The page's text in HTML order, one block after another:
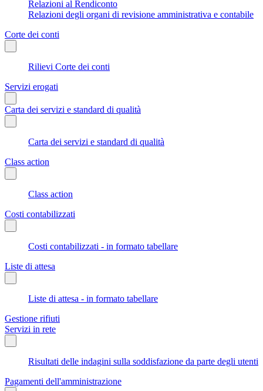
Relazioni al Rendiconto
Relazioni degli organi di revisione amministrativa e contabile
Corte dei conti
Rilievi Corte dei conti
Servizi erogati
Carta dei servizi e standard di qualità
Carta dei servizi e standard di qualità
Class action
Class action
Costi contabilizzati
Costi contabilizzati - in formato tabellare
Liste di attesa
Liste di attesa - in formato tabellare
Gestione rifiuti
Servizi in rete
Risultati delle indagini sulla soddisfazione da parte degli utenti
Pagamenti dell'amministrazione